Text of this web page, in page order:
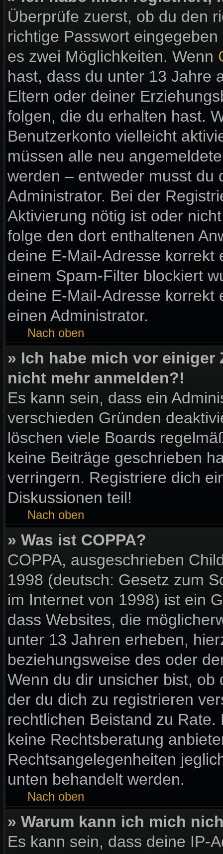
Überprüfe zuerst, ob du den
richtige Passwort
es zwei Möglichkeiten. Wenn
hast, dass du unter 13 Jahre
Eltern oder deiner
folgen, die du erhalten hast.
Benutzerkonto vielleicht
müssen alle neu
werden – entweder musst du
Administrator. Bei der
Aktivierung nötig ist oder
folge den dort enthaltenen
deine E-Mail-Adresse
einem Spam-Filter blockiert
deine E-Mail-Adresse
einen Administrator.
Nach oben
» Ich habe mich vor
nicht mehr anmelden?!
Es kann sein, dass ein
verschieden Gründen
löschen viele Boards
keine Beiträge geschrieben
verringern. Registriere dich
Diskussionen teil!
Nach oben
» Was ist COPPA?
COPPA, ausgeschrieben
1998 (deutsch: Gesetz zum
im Internet von 1998) ist ein
dass Websites, die
unter 13 Jahren erheben,
beziehungsweise des oder
Wenn du dir unsicher bist,
der du dich zu registrieren
rechtlichen Beistand zu
keine Rechtsberatung
Rechtsangelegenheiten
unten behandelt werden.
Nach oben
» Warum kann ich mich
Es kann sein, dass deine IP-